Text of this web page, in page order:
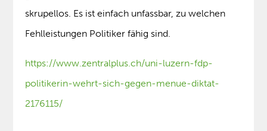
skrupellos. Es ist einfach unfassbar, zu welchen
Fehlleistungen Politiker fähig sind.
https://www.zentralplus.ch/uni-luzern-fdp-
politikerin-wehrt-sich-gegen-menue-diktat-
2176115/